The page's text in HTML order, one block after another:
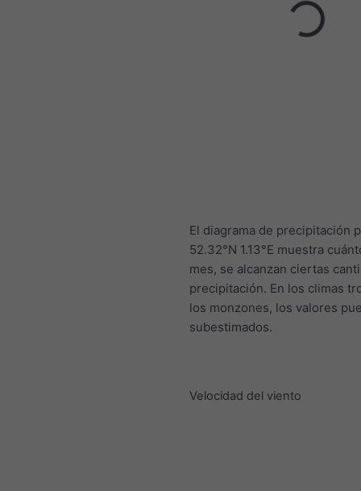
El diagrama de precipitación
52.32°N 1.13°E muestra
mes, se alcanzan ciertas
precipitación. En los climas
los monzones, los valores
subestimados.
Velocidad del viento